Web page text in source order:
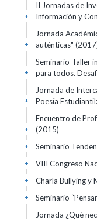
II Jornadas de
Información y
+
Jornada
auténticas"
+
Seminario-Taller
para todos.
+
Jornada de
Poesía
+
Encuentro de
(2015)
+
Seminario
+
VIII Congreso
+
Charla Bullying y
+
Seminario
+
Jornada ¿Qué